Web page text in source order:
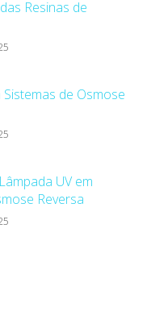
Resinas de
de Osmose
UV em
Reversa